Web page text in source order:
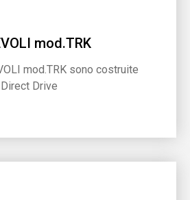
mod.TRK
mod.TRK sono costruite
Drive